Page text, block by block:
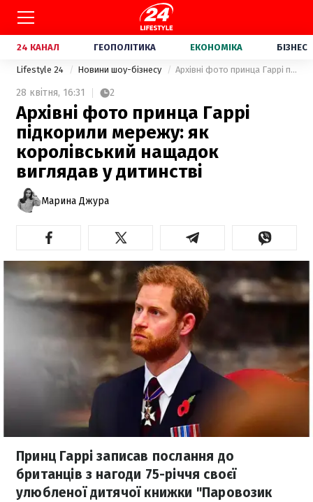
24 КАНАЛ ГЕОПОЛІТИКА ЕКОНОМІКА БІЗНЕС
Lifestyle 24 Новини шоу-бізнесу Архівні фото принца Гаррі підкорили мережу: як королівський нащадок виглядав у дитинстві
28 квітня, 16:31 2
Архівні фото принца Гаррі
підкорили мережу: як
королівський нащадок
виглядав у дитинстві
Марина Джура
Принц Гаррі записав послання до
британців з нагоди 75-річчя своєї
улюбленої дитячої книжки "Паровозик